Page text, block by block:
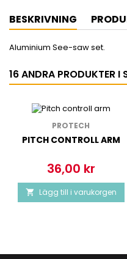
BESKRIVNING
Aluminium See-saw set.
16 ANDRA PRODUKTER I
PROTECH
PITCH CONTROLL ARM
Pris
36,00 kr
 Lägg till i varukorgen